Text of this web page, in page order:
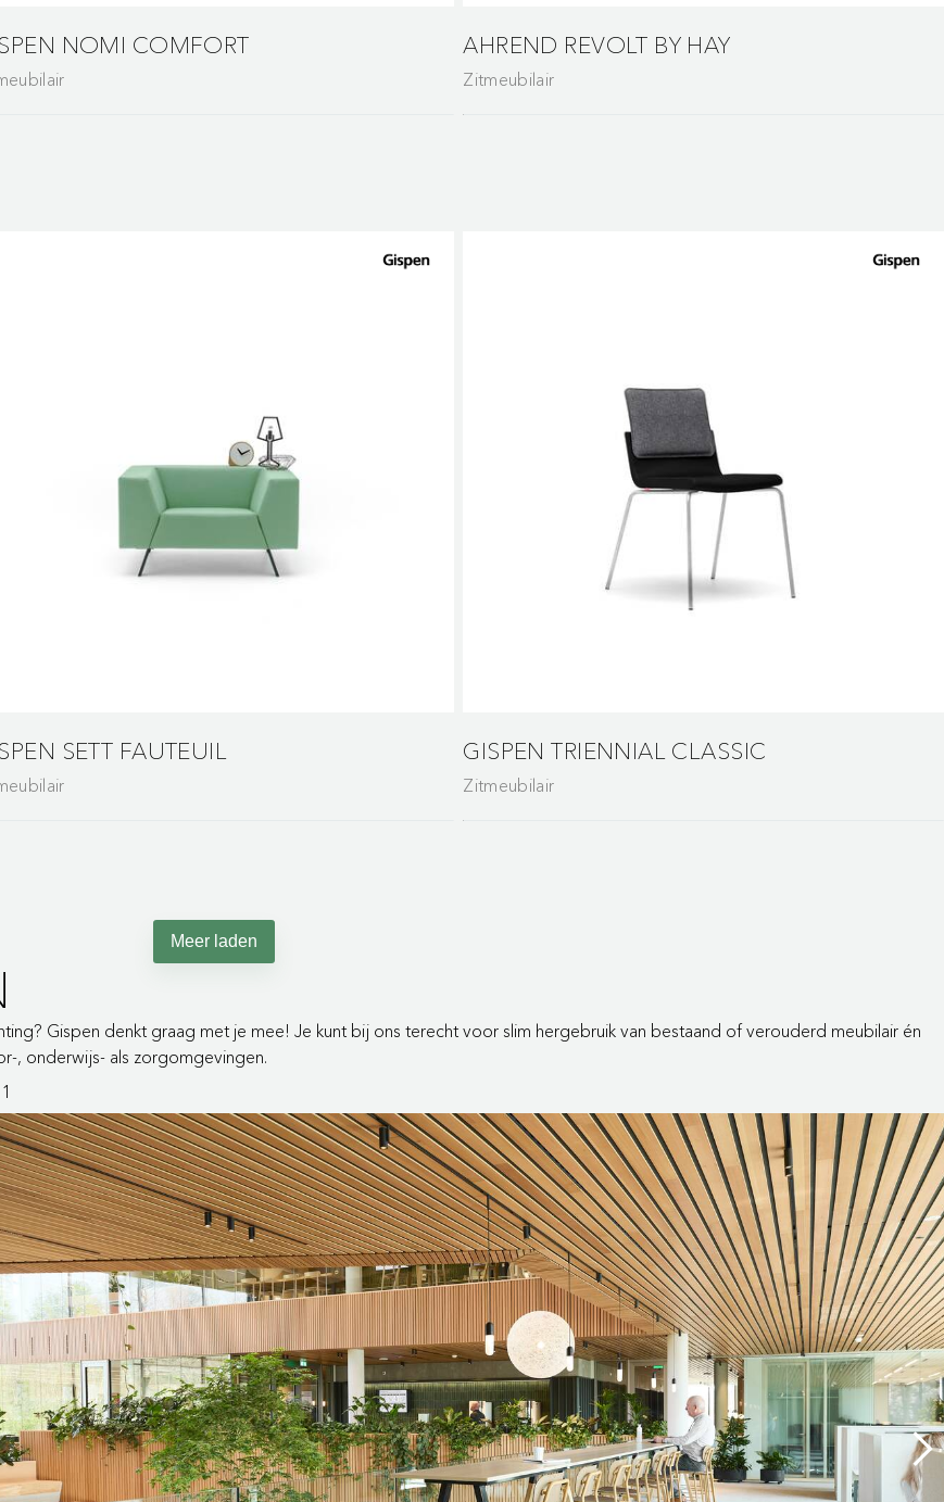
NOMI COMFORT AHREND REVOLT BY HAY
Zitmeubilair
SETT FAUTEUIL GISPEN TRIENNIAL CLASSIC
Zitmeubilair
Meer laden
Gispen denkt graag met je mee! Je kunt bij ons terecht voor slim hergebruik van bestaand of verouderd meubilair én
, onderwijs- als zorgomgevingen.